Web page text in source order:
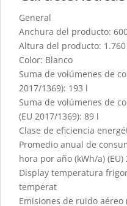
General
Anchura del producto:
Altura del producto:
Color: Blanco
Suma de volúmenes de
2017/1369): 193 l
Suma de volúmenes de
(EU 2017/1369): 89 l
Clase de eficiencia
Promedio anual de
hora por año (kWh/a)
Display temperatura
temperat
Emisiones de ruido aéreo